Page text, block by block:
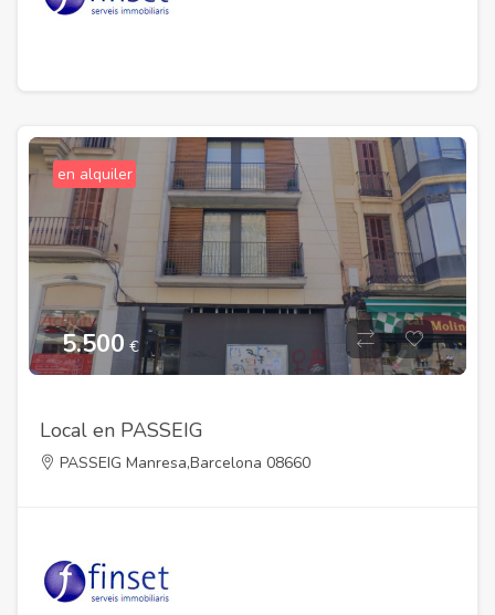
en alquiler
5.500 €
Local en PASSEIG
PASSEIG Manresa,Barcelona 08660